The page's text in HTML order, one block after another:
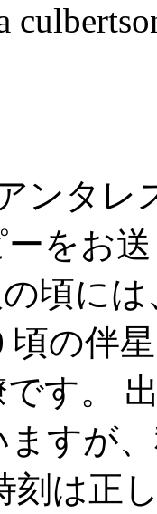
ンタレ
をお
の頃に
頃の伴
す。
すが
刻は正